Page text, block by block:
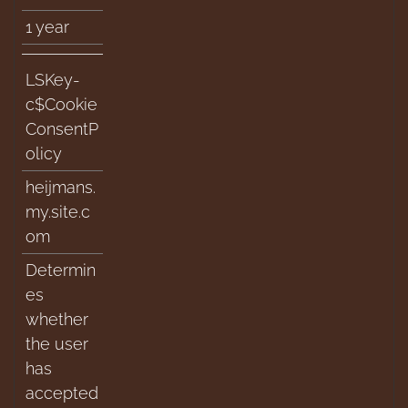
1 year
LSKey-
c$Cookie
ConsentP
olicy
heijmans.
my.site.c
om
Determin
es
whether
the user
has
accepted